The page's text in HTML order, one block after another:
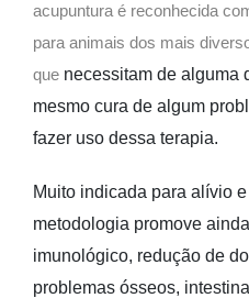
acupuntura é reconhecida
para animais dos mais
que necessitam de alguma
mesmo cura de algum
fazer uso dessa terapia.
Muito indicada para alívio
metodologia promove
imunológico, redução de
problemas ósseos,